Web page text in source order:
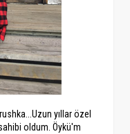
yıllar özel
oldum. Öykü'm